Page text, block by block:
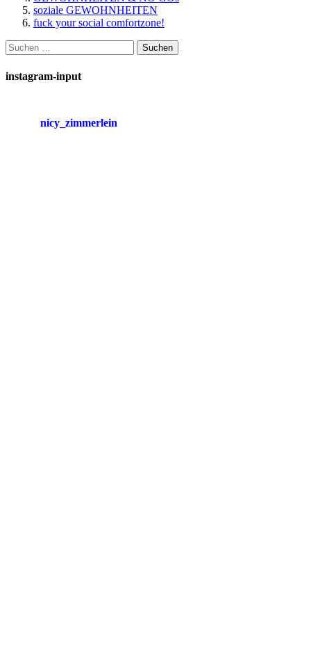
soziale GEWOHNHEITEN
fuck your social comfortzone!
Suchen
nach:
instagram-input
nicy_zimmerlein